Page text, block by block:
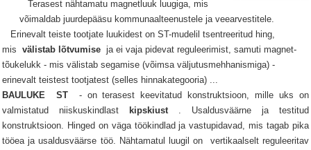
Terasest nähtamatu magnetluuk luugiga, mis
võimaldab juurdepääsu kommunaalteenustele ja veearvestitele.
Erinevalt teiste tootjate luukidest on ST-mudelil tsentreeritud hing,
mis välistab lõtvumise ja ei vaja pidevat reguleerimist, samuti magnet-
tõukelukk - mis välistab segamise (võimsa väljutusmehhanismiga) -
erinevalt teistest tootjatest (selles hinnakategooria) ...
BAULUKE
ST- on terasest keevitatud konstruktsioon, mille uks on
valmistatud niiskuskindlast
kipskiust. Usaldusväärne ja testitud
konstruktsioon. Hinged on väga töökindlad ja vastupidavad, mis tagab pika
tööea ja usaldusväärse töö. Nähtamatul luugilon vertikaalselt reguleeritav